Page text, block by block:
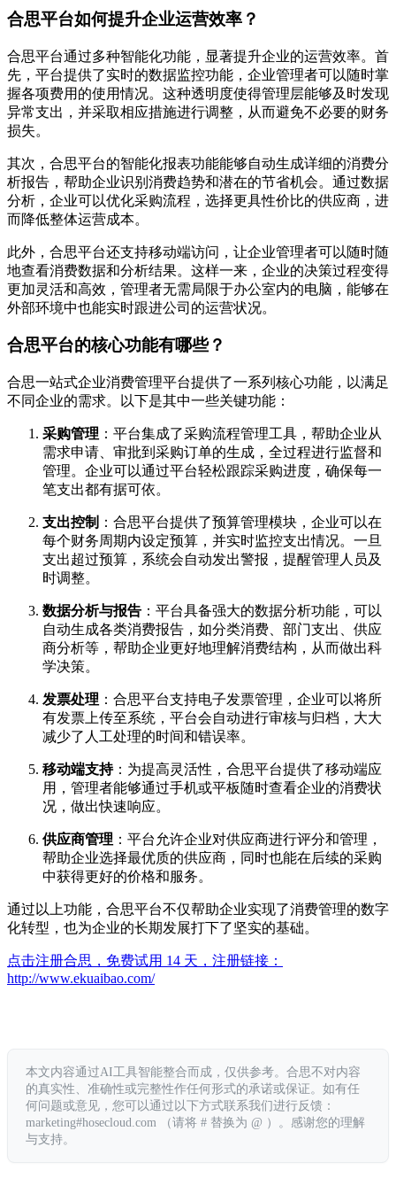
合思平台如何提升企业运营效率？
合思平台通过多种智能化功能，显著提升企业的运营效率。首
先，平台提供了实时的数据监控功能，企业管理者可以随时掌
握各项费用的使用情况。这种透明度使得管理层能够及时发现
异常支出，并采取相应措施进行调整，从而避免不必要的财务
损失。
其次，合思平台的智能化报表功能能够自动生成详细的消费分
析报告，帮助企业识别消费趋势和潜在的节省机会。通过数据
分析，企业可以优化采购流程，选择更具性价比的供应商，进
而降低整体运营成本。
此外，合思平台还支持移动端访问，让企业管理者可以随时随
地查看消费数据和分析结果。这样一来，企业的决策过程变得
更加灵活和高效，管理者无需局限于办公室内的电脑，能够在
外部环境中也能实时跟进公司的运营状况。
合思平台的核心功能有哪些？
合思一站式企业消费管理平台提供了一系列核心功能，以满足
不同企业的需求。以下是其中一些关键功能：
采购管理 ：平台集成了采购流程管理工具，帮助企业从
需求申请、审批到采购订单的生成，全过程进行监督和
管理。企业可以通过平台轻松跟踪采购进度，确保每一
笔支出都有据可依。
支出控制 ：合思平台提供了预算管理模块，企业可以在
每个财务周期内设定预算，并实时监控支出情况。一旦
支出超过预算，系统会自动发出警报，提醒管理人员及
时调整。
数据分析与报告 ：平台具备强大的数据分析功能，可以
自动生成各类消费报告，如分类消费、部门支出、供应
商分析等，帮助企业更好地理解消费结构，从而做出科
学决策。
发票处理 ：合思平台支持电子发票管理，企业可以将所
有发票上传至系统，平台会自动进行审核与归档，大大
减少了人工处理的时间和错误率。
移动端支持：为提高灵活性，合思平台提供了移动端应
用，管理者能够通过手机或平板随时查看企业的消费状
况，做出快速响应。
供应商管理 ：平台允许企业对供应商进行评分和管理，
帮助企业选择最优质的供应商，同时也能在后续的采购
中获得更好的价格和服务。
通过以上功能，合思平台不仅帮助企业实现了消费管理的数字
化转型，也为企业的长期发展打下了坚实的基础。
点击注册合思，免费试用 14 天，注册链接：
http://www.ekuaibao.com/
本文内容通过AI工具智能整合而成，仅供参考。合思不对内容
的真实性、准确性或完整性作任何形式的承诺或保证。如有任
何问题或意见，您可以通过以下方式联系我们进行反馈：
marketing#hosecloud.com （请将 # 替换为 @ ）。感谢您的理解
与支持。